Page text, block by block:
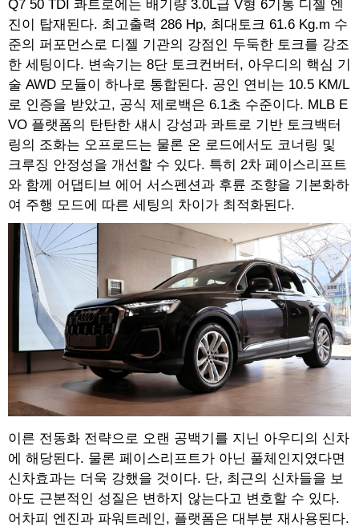
Q7 50 TDI 콰트로에는 배기량 3.0L급 V형 6기통 디젤 엔
진이 탑재된다. 최고출력 286 Hp, 최대토크 61.6 Kg.m 수
준의 퍼포먼스로 디젤 기관의 강점인 두둑한 토크를 강조
한 세팅이다. 변속기는 8단 토크컨버터, 아우디의 핵심 기
술 AWD 모듈이 하나로 통합된다. 공인 연비는 10.5 KM/L
로 인증을 받았고, 공식 제로백은 6.1초 수준이다. MLB E
VO 플랫폼의 탄탄한 섀시 강성과 콰트로 기반 토크백터
링의 조화는 오프로드는 물론 온 로드에서도 코너링 및
크루징 안정성을 개선할 수 있다. 특히 2차 페이스리프트
와 함께 어댑티브 에어 서스펜션과 후륜 조향을 기본화하
여 주행 모드에 따른 세팅의 차이가 최적화된다.
이른 전동화 전략으로 오랜 공백기를 지닌 아우디의 신차
에 해당된다. 물론 페이스리프트가 아닌 풀체인지였다면
신차효과는 더욱 강했을 것이다. 단, 최근의 신차들을 보
아도 근본적인 성질은 변하지 않는다고 변호할 수 있다.
어차피 엔진과 파워트레인, 플랫폼은 대부분 재사용된다.